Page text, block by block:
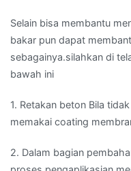
Selain bisa membantu
bakar pun dapat
sebagainya.silahkan di
bawah ini
1. Retakan beton Bila
memakai coating
2. Dalam bagian